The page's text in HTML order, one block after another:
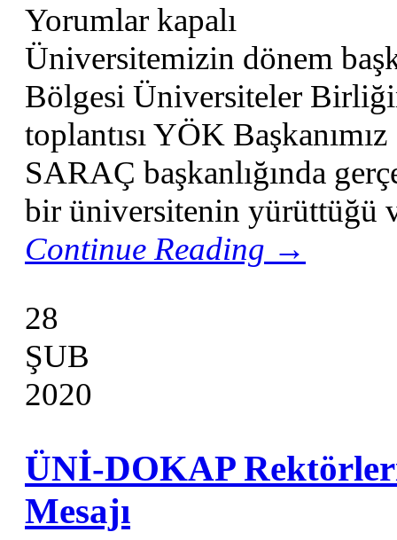
Yorumlar kapalı
Üniversitemizin dönem
Bölgesi Üniversiteler
toplantısı YÖK
SARAÇ başkanlığında
bir üniversitenin yürüttüğü
Continue Reading →
28
ŞUB
2020
ÜNİ-DOKAP
Mesajı